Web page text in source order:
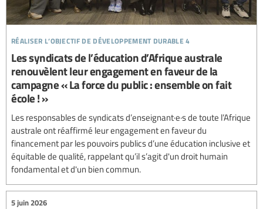
réaliser l’objectif de développement durable 4
Les syndicats de l’éducation d’Afrique australe
renouvèlent leur engagement en faveur de la
campagne « La force du public : ensemble on fait
école ! »
Les responsables de syndicats d’enseignant·e·s de toute l’Afrique
australe ont réaffirmé leur engagement en faveur du
financement par les pouvoirs publics d’une éducation inclusive et
équitable de qualité, rappelant qu’il s’agit d'un droit humain
fondamental et d'un bien commun.
5 juin 2026